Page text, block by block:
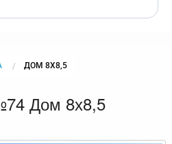
CURRENT:
ДОМ 8Х8,5
Дом 8х8,5